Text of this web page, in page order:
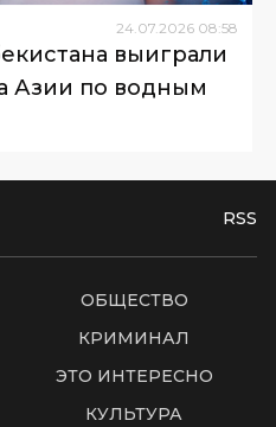
24.07.2026 08:58
выиграли
Азии по водным
RSS
ОБЩЕСТВО
КРИМИНАЛ
ЭТО ИНТЕРЕСНО
КУЛЬТУРА